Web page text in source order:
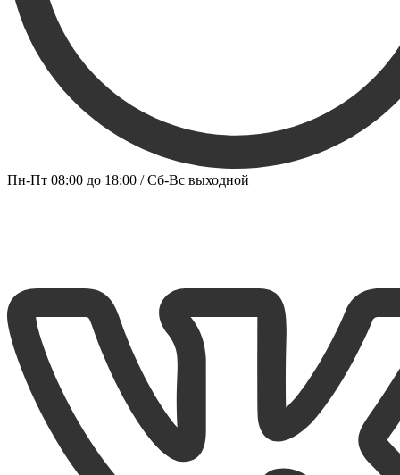
Пн-Пт 08:00 до 18:00 / Сб-Вс выходной